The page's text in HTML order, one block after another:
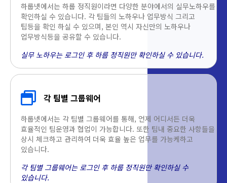
하룹넷에서는 하룹 정직원이라면 다양한 분야에서의 실무노하우를
확인하실 수 있습니다. 각 팀들의 노하우나 업무방식 그리고
팁등을 확인 하실 수 있으며, 본인 역시 자신만의 노하우나
업무방식등을 공유할 수 있습니다.
실무 노하우는 로그인 후 하룹 정직원만 확인하실 수 있습니다.
각 팀별 그룹웨어
하룹넷에서는 각 팀별 그룹웨어를 통해, 언제 어디서든 더욱
효율적인 팀운영과 협업이 가능합니다. 또한 팀내 중요한 사항들을
상시 체크하고 관리하여 더욱 효율 높은 업무를 가능케하고
있습니다.
각 팀별 그룹웨어는 로그인 후 하룹 정직원만 확인하실 수
있습니다.